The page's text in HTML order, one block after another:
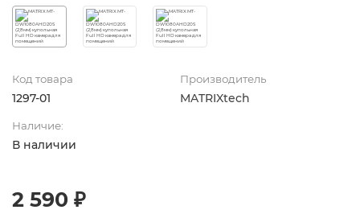
Код товара
1297-01
Производитель
MATRIXtech
Наличие:
В наличии
2 590 ₽